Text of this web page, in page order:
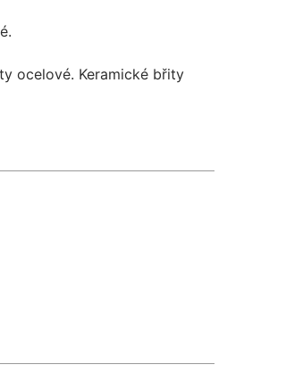
ocelové. Keramické břity